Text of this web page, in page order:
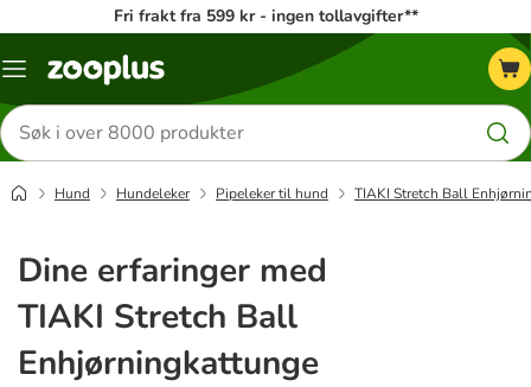
Fri frakt fra 599 kr - ingen tollavgifter**
Katalogmeny
Søk
etter
produkter
Hund Hundeleker Pipeleker til hund TIAKI Stretch Ball
Dine erfaringer med
TIAKI Stretch Ball
Enhjørningkattunge